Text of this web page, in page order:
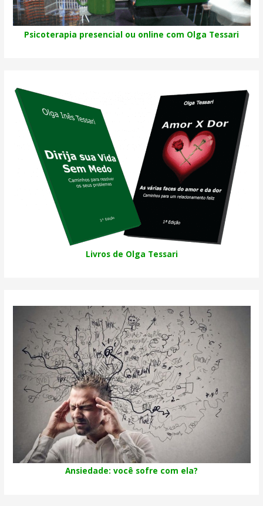
Psicoterapia presencial ou online com Olga Tessari
Livros de Olga Tessari
Ansiedade: você sofre com ela?